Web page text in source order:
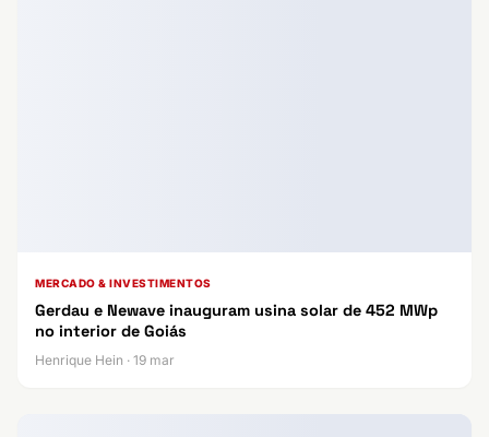
MERCADO & INVESTIMENTOS
Gerdau e Newave inauguram usina solar de 452 MWp
no interior de Goiás
Henrique Hein · 19 mar